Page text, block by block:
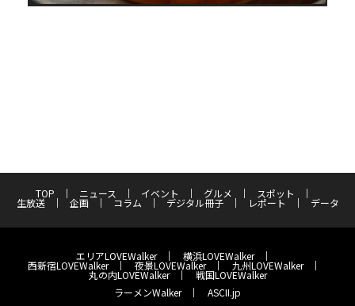
TOP ニュース イベント グルメ スポット
生放送 企画 コラム デジタル冊子 レポート データ
エリアLOVEWalker 横浜LOVEWalker
西新宿LOVEWalker 夜景LOVEWalker 九州LOVEWalker
丸の内LOVEWalker
戦国LOVEWalker
ラーメンWalker
ASCII.jp